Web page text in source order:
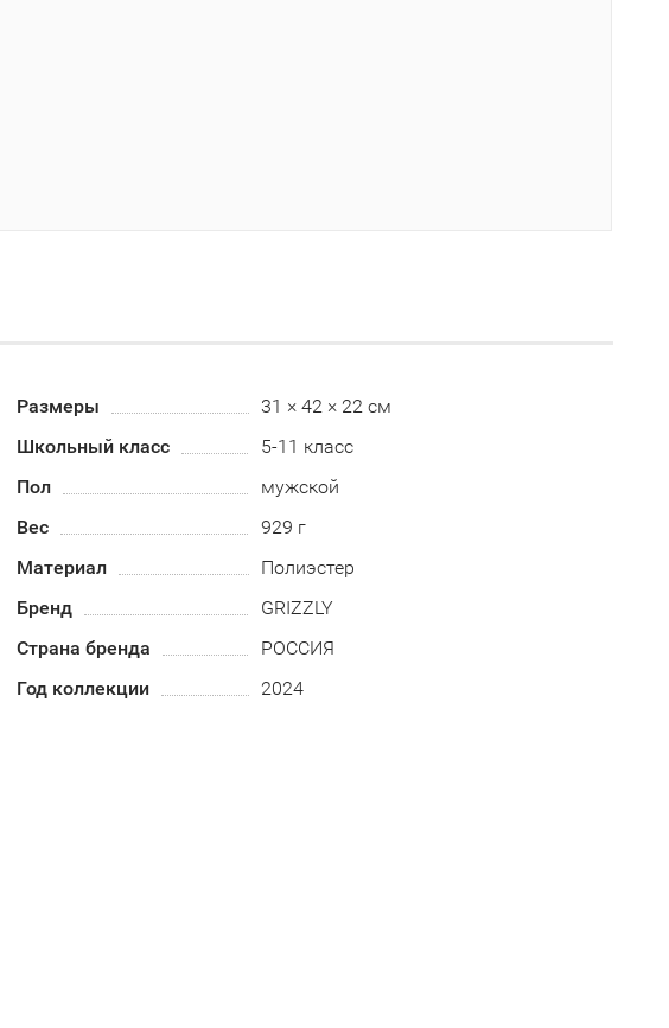
Размеры
31 × 42 × 22 см
Школьный класс
5-11 класс
Пол
мужской
Вес
929 г
Материал
Полиэстер
Бренд
GRIZZLY
Страна бренда
РОССИЯ
Год коллекции
2024